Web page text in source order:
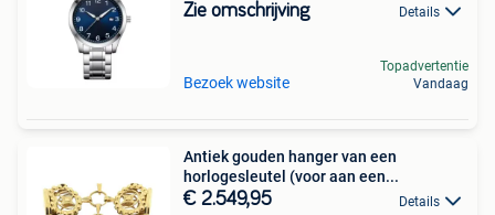
Zie omschrijving Details
Bezoek website
Topadvertentie
Vandaag
Antiek gouden hanger van een
horlogesleutel (voor aan een...
€ 2.549,95 Details